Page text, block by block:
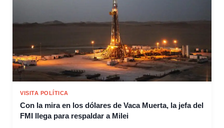
VISITA POLÍTICA
Con la mira en los dólares de Vaca Muerta, la jefa del
FMI llega para respaldar a Milei